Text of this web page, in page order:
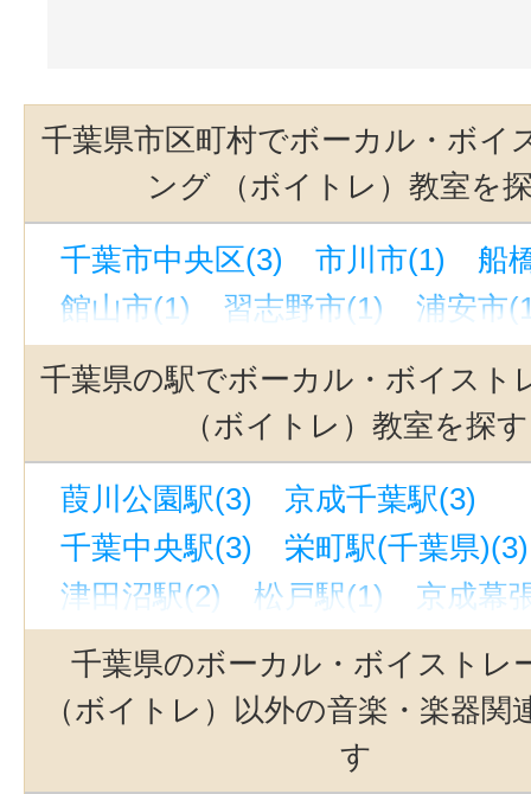
千葉県市区町村でボーカル・ボイ
ング （ボイトレ）教室を
千葉市中央区(3) 市川市(1)
船
館山市(1)
習志野市(1)
浦安市
千葉県の駅でボーカル・ボイスト
（ボイトレ）教室を探す
葭川公園駅(3)
京成千葉駅(3)
千葉中央駅(3)
栄町駅(千葉県)(3)
津田沼駅(2)
松戸駅(1)
京成幕
新津田沼駅(1)
新習志野駅(1)
館山駅(千葉)(1)
浦安駅(千葉)(1)
本八幡駅(1)
千葉県のボーカル・ボイストレ
（ボイトレ）以外の音楽・楽器関
す